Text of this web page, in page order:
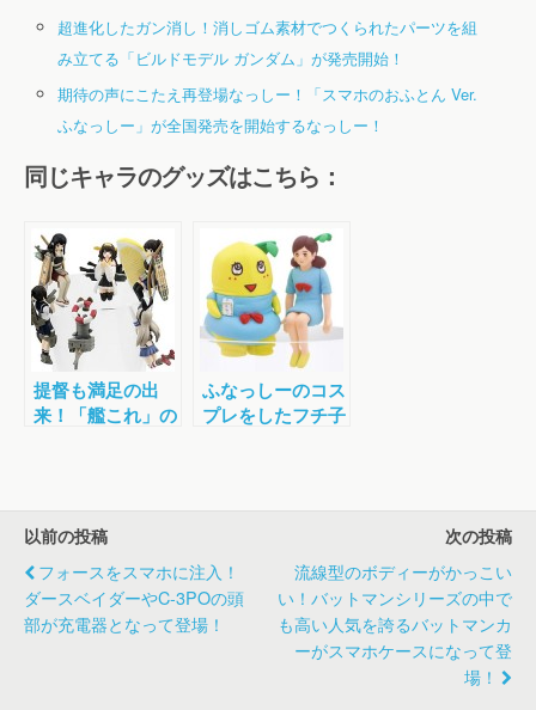
超進化したガン消し！消しゴム素材でつくられたパーツを組
み立てる「ビルドモデル ガンダム」が発売開始！
期待の声にこたえ再登場なっしー！「スマホのおふとん Ver.
ふなっしー」が全国発売を開始するなっしー！
同じキャラのグッズはこちら：
提督も満足の出
来！「艦これ」の
ふなっしーのコス
プレをしたフチ子
発売中！
以前の投稿
フォースをスマホに注入！
ダースベイダーやC-3POの頭
部が充電器となって登場！
次の投稿
流線型のボディーがかっこい
い！バットマンシリーズの中で
も高い人気を誇るバットマンカ
ーがスマホケースになって登
場！